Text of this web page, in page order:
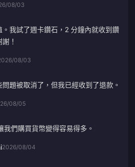
08/03
我試了週卡鑽石，2 分鐘內就收到鑽
！
08/03
題被取消了，但我已經收到了退款。
08/05
們購買貨幣變得容易得多。
2026/08/04